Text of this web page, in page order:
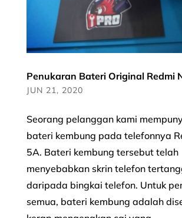
Penukaran Bateri Original Redmi
JUN 21, 2020
Seorang pelanggan kami
bateri kembung pada telefonnya
5A. Bateri kembung tersebut telah
menyebabkan skrin telefon
daripada bingkai telefon. Untuk
semua, bateri kembung adalah